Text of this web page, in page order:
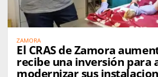
ZAMORA
El CRAS de Zamora
recibe una inversión para
modernizar sus